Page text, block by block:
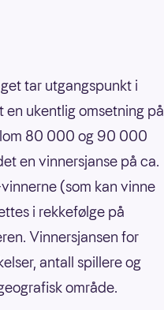
tar utgangspunkt i
en ukentlig omsetning på
80 000 og 90 000
en vinnersjanse på ca.
(som kan vinne
i rekkefølge på
Vinnersjansen for
antall spillere og
område.